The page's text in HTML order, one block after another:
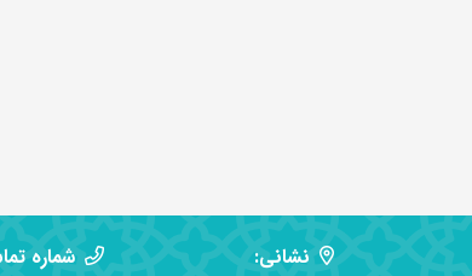
نشانی: شماره